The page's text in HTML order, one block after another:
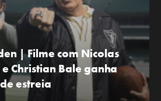
| Filme com Nicolas
e Christian Bale ganha
estreia